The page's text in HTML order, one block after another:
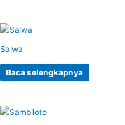
Salwa
Baca selengkapnya